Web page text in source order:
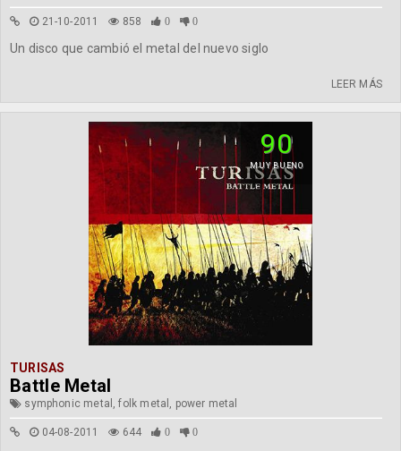
21-10-2011 858 0 0
Un disco que cambió el metal del nuevo siglo
LEER MÁS
90
MUY BUENO
TURISAS
Battle Metal
symphonic metal, folk metal, power metal
04-08-2011 644 0 0